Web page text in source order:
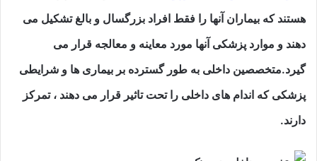
هستند که بیماران آنها را فقط افراد بزرگسال و بالغ تشکیل می
دهند و موارد پزشکی آنها مورد معاینه و معالجه قرار می
گیرد.متخصصین داخلی به طور گسترده بر بیماری ها و شرایطی
پزشکی که اندام های داخلی را تحت تاثیر قرار می دهند ، تمرکز
دارند.